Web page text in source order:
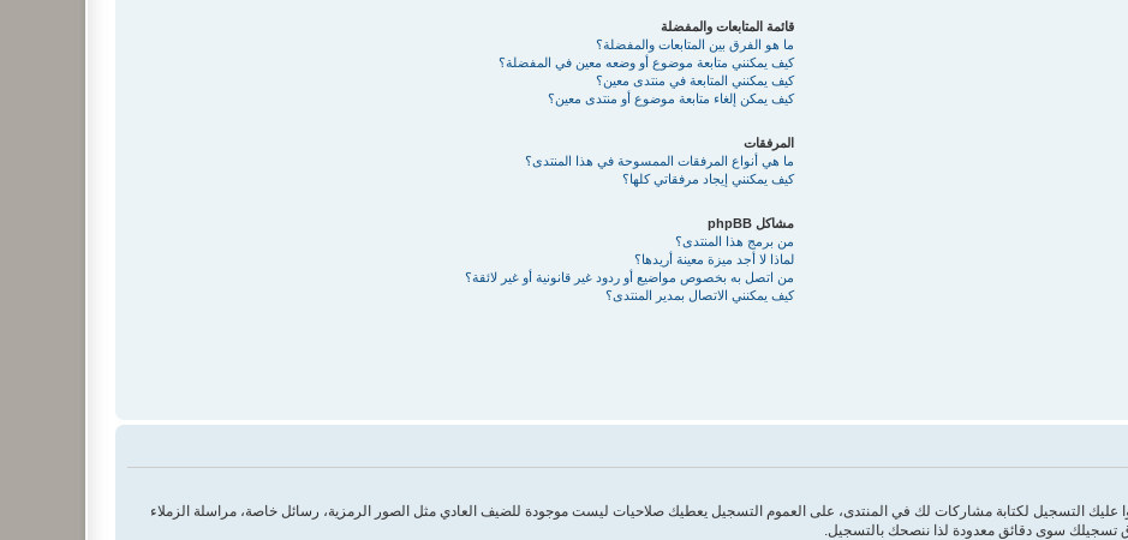
قائمة المتابعات والمفضلة
ما هو الفرق بين المتابعات والمفضلة؟
كيف يمكنني متابعة موضوع أو وضعه معين في المفضلة؟
كيف يمكنني المتابعة في منتدى معين؟
كيف يمكن إلغاء متابعة موضوع أو منتدى معين؟
المرفقات
ما هي أنواع المرفقات الممسوحة في هذا المنتدى؟
كيف يمكنني إيجاد مرفقاتي كلها؟
مشاكل phpBB
من برمج هذا المنتدى؟
لماذا لا أجد ميزة معينة أريدها؟
من اتصل به بخصوص مواضيع أو ردود غير قانونية أو غير لائقة؟
كيف يمكنني الاتصال بمدير المنتدى؟
عليك التسجيل لكتابة مشاركات لك في المنتدى، على العموم التسجيل يعطيك صلاحيات ليست موجودة للضيف العادي مثل الصور الرمزية، رسائل خاصة، مراسلة الزملاء
تسجيلك سوى دقائق معدودة لذا ننصحك بالتسجيل.